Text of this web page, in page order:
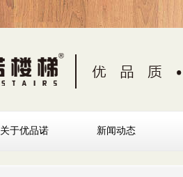
关于优品诺 新闻动态